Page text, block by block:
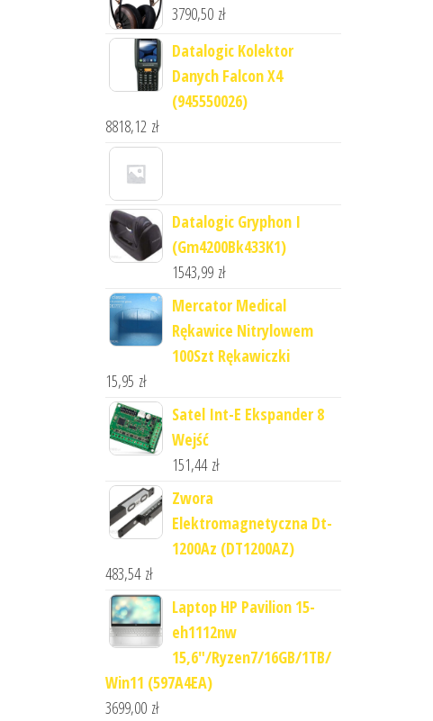
3790,50 zł
Datalogic Kolektor
Danych Falcon X4
(945550026)
8818,12 zł
Datalogic Gryphon I
(Gm4200Bk433K1)
1543,99 zł
Mercator Medical
Rękawice Nitrylowem
100Szt Rękawiczki
15,95 zł
Satel Int-E Ekspander 8
Wejść
151,44 zł
Zwora
Elektromagnetyczna Dt-
1200Az (DT1200AZ)
483,54 zł
Laptop HP Pavilion 15-
eh1112nw
15,6"/Ryzen7/16GB/1TB/
Win11 (597A4EA)
3699,00 zł